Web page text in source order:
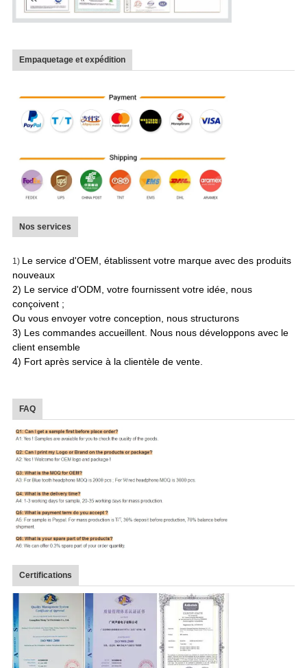
Empaquetage et expédition
Nos services
1) Le service d'OEM, établissent votre marque avec des produits
nouveaux
2) Le service d'ODM, votre fournissent votre idée, nous
conçoivent ;
Ou vous envoyer votre conception, nous structurons
3) Les commandes accueillent. Nous nous développons avec le
client ensemble
4) Fort après service à la clientèle de vente.
FAQ
Certifications